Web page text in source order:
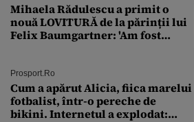
Mihaela Rădulescu a primit o
nouă LOVITURĂ de la părinții lui
Felix Baumgartner: 'Am fost
Prosport.ro
Cum a apărut Alicia, fiica marelui
fotbalist, într-o pereche de
bikini. Internetul a explodat: